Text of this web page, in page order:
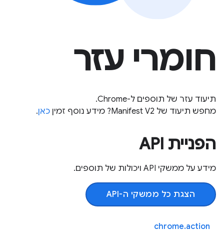
חומרי עזר
תיעוד עזר של תוספים ל-Chrome.
מחפש תיעוד של Manifest V2? מידע נוסף זמין
כאן.
הפניית API
מידע על ממשקי API ויכולות של תוספים.
הצגת כל ממשקי ה-API
chrome.action